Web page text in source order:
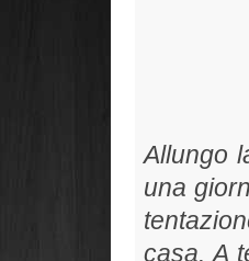
Allungo
una
casa. A